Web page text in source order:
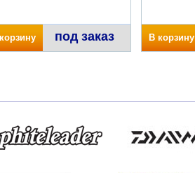
под заказ В корзину